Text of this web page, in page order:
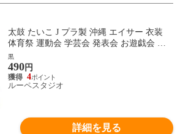
太鼓 たいこ J プラ製 沖縄 エイサー 衣装
体育祭 運動会 学芸会 発表会 お遊戯会 ダ
ンス 体操 踊り 鳴り物 楽器 幼児 子供 キッ
ズ 小学生 おもちゃ 民謡 琉球 室内
黒
490円
4
ルーペスタジオ
詳細を見る